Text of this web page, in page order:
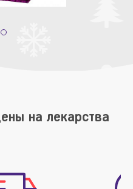
на лекарства